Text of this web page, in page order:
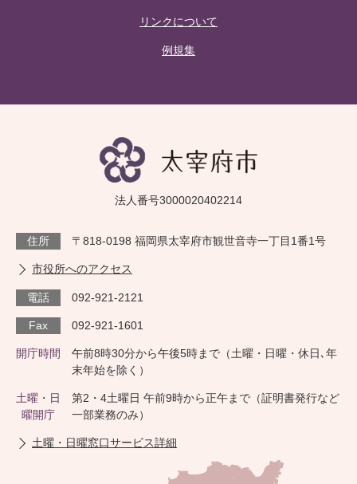
リンクについて
例規集
法人番号3000020402214
住所 〒818-0198 福岡県太宰府市観世音寺一丁目1番1号
市役所へのアクセス
電話 092-921-2121
Fax 092-921-1601
開庁時間
午前8時30分から午後5時まで（土曜・日曜・休日､年
末年始を除く）
土曜・日
曜開庁
第2・4土曜日 午前9時から正午まで（証明書発行など
一部業務のみ）
土曜・日曜窓口サービス詳細